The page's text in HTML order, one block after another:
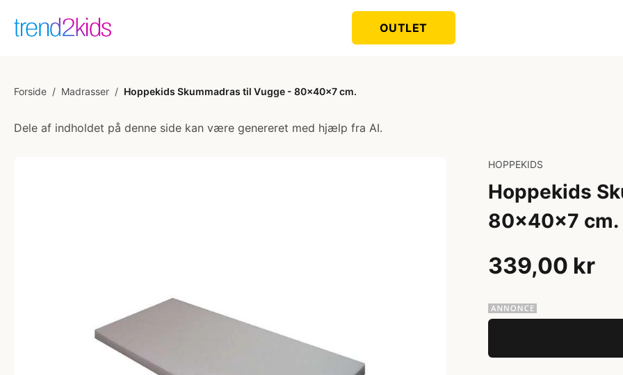
OUTLET
Forside / Madrasser / Hoppekids Skummadras til Vugge - 80x40x7 cm.
Dele af indholdet på denne side kan være genereret med hjælp fra AI.
HOPPEKIDS
Hoppekids
80x40x7 cm.
339,00 kr